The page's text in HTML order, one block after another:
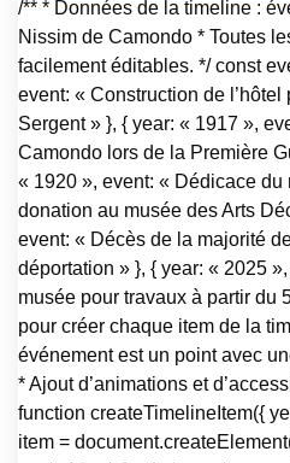
/** * Données de la timeline :
Nissim de Camondo * Toutes
facilement éditables. */ const
event: « Construction de
Sergent » }, { year: « 1917 »,
Camondo lors de la Première
« 1920 », event: « Dédicace du
donation au musée des Arts
event: « Décès de la majorité
déportation » }, { year: « 2025
musée pour travaux à partir du
pour créer chaque item de la
événement est un point avec
* Ajout d’animations et
function createTimelineItem({
item =